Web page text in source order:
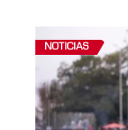
NOTICIAS